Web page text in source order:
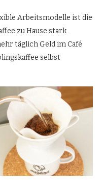
Arbeitsmodelle ist die
zu Hause stark
täglich Geld im Café
selbst